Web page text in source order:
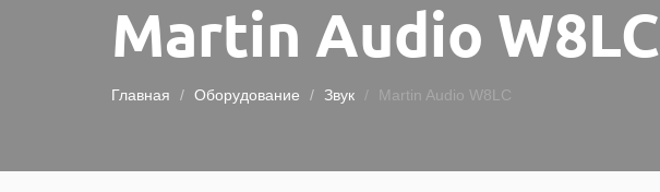
Martin Audio W8LC
Главная Оборудование Звук Martin Audio W8LC